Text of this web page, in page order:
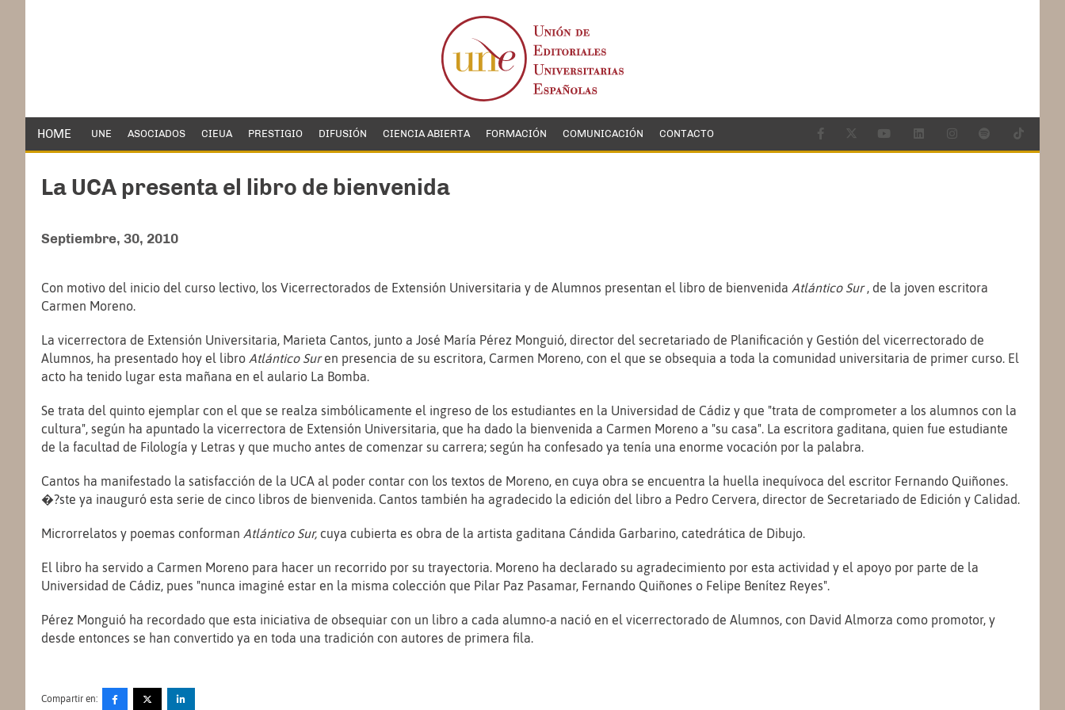
HOME UNE ASOCIADOS CIEUA PRESTIGIO DIFUSIÓN CIENCIA ABIERTA FORMACIÓN COMUNICACIÓN CONTACTO
La UCA presenta el libro de bienvenida
Septiembre, 30, 2010
Con motivo del inicio del curso lectivo, los Vicerrectorados de Extensión Universitaria y de Alumnos presentan el libro de bienvenida Atlántico Sur, de la joven escritora
Carmen Moreno.
La vicerrectora de Extensión Universitaria, Marieta Cantos, junto a José María Pérez Monguió, director del secretariado de Planificación y Gestión del vicerrectorado de
Alumnos, ha presentado hoy el libro Atlántico Suren presencia de su escritora, Carmen Moreno, con el que se obsequia a toda la comunidad universitaria de primer curso. El
acto ha tenido lugar esta mañana en el aulario La Bomba.
Se trata del quinto ejemplar con el que se realza simbólicamente el ingreso de los estudiantes en la Universidad de Cádiz y que "trata de comprometer a los alumnos con la
cultura", según ha apuntado la vicerrectora de Extensión Universitaria, que ha dado la bienvenida a Carmen Moreno a "su casa". La escritora gaditana, quien fue estudiante
de la facultad de Filología y Letras y que mucho antes de comenzar su carrera; según ha confesado ya tenía una enorme vocación por la palabra.
Cantos ha manifestado la satisfacción de la UCA al poder contar con los textos de Moreno, en cuya obra se encuentra la huella inequívoca del escritor Fernando Quiñones.
�?ste ya inauguró esta serie de cinco libros de bienvenida. Cantos también ha agradecido la edición del libro a Pedro Cervera, director de Secretariado de Edición y Calidad.
Microrrelatos y poemas conforman Atlántico Sur, cuya cubierta es obra de la artista gaditana Cándida Garbarino, catedrática de Dibujo.
El libro ha servido a Carmen Moreno para hacer un recorrido por su trayectoria. Moreno ha declarado su agradecimiento por esta actividad y el apoyo por parte de la
Universidad de Cádiz, pues "nunca imaginé estar en la misma colección que Pilar Paz Pasamar, Fernando Quiñones o Felipe Benítez Reyes".
Pérez Monguió ha recordado que esta iniciativa de obsequiar con un libro a cada alumno-a nació en el vicerrectorado de Alumnos, con David Almorza como promotor, y
desde entonces se han convertido ya en toda una tradición con autores de primera fila.
Compartir en: